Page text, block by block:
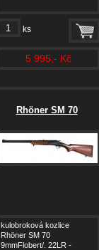
ks
5 995,- Kč
Rhöner SM 70
kulobroková kozlice
Rhöner SM 70
9mmFlobert/. 22LR -